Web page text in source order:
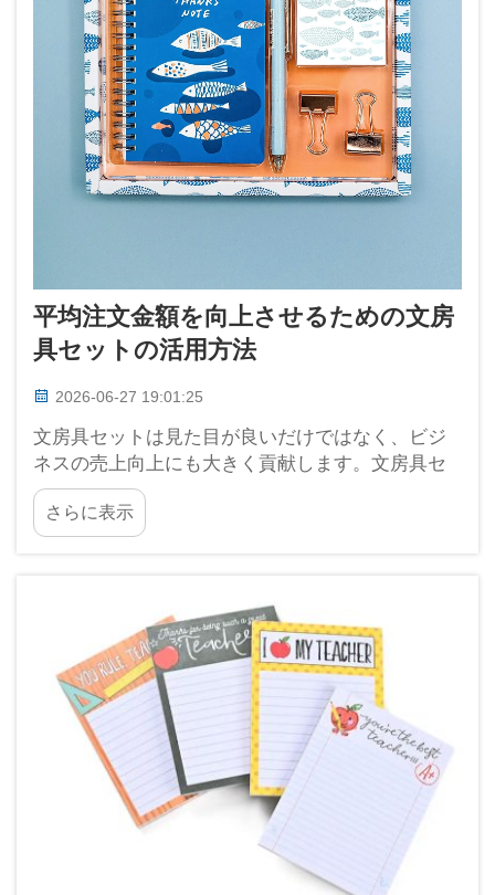
平均注文金額を向上させるための文房
具セットの活用方法
2026-06-27 19:01:25
文房具セットは見た目が良いだけではなく、ビジ
ネスの売上向上にも大きく貢献します。文房具セ
ットを活用することで、企業は顧客に一度に複数
の商品を購入してもらうことが可能になります。
当社ブランド「Longgang Haha」では、非常に魅力
さらに表示